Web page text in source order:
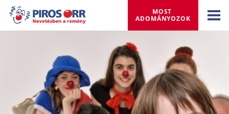
MOST
ADOMÁNYOZOK